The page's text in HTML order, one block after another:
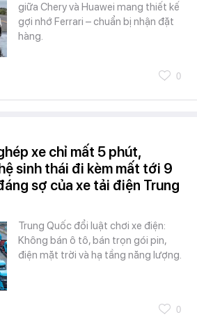
giữa Chery và Huawei mang thiết kế
gợi nhớ Ferrari – chuẩn bị nhận đặt
hàng.
0
xe chỉ mất 5 phút,
sinh thái đi kèm mất tới 9
sợ của xe tải điện Trung
Trung Quốc đổi luật chơi xe điện:
Không bán ô tô, bán trọn gói pin,
điện mặt trời và hạ tầng năng lượng.
0